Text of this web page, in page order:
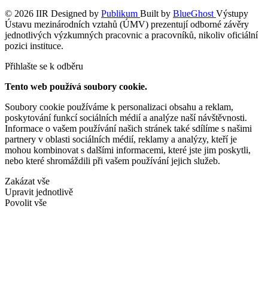
© 2026 IIR Designed by Publikum Built by BlueGhost Výstupy
Ústavu mezinárodních vztahů (ÚMV) prezentují odborné závěry
jednotlivých výzkumných pracovnic a pracovníků, nikoliv oficiální
pozici instituce.
Přihlašte se k odběru
Tento web používá soubory cookie.
Soubory cookie používáme k personalizaci obsahu a reklam,
poskytování funkcí sociálních médií a analýze naší návštěvnosti.
Informace o vašem používání našich stránek také sdílíme s našimi
partnery v oblasti sociálních médií, reklamy a analýzy, kteří je
mohou kombinovat s dalšími informacemi, které jste jim poskytli,
nebo které shromáždili při vašem používání jejich služeb.
Zakázat vše
Upravit jednotlivě
Povolit vše